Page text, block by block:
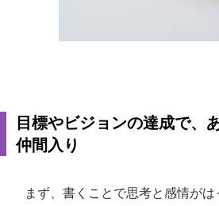
目標やビジョンの達成で、
仲間入り
まず、書くことで思考と感情がは